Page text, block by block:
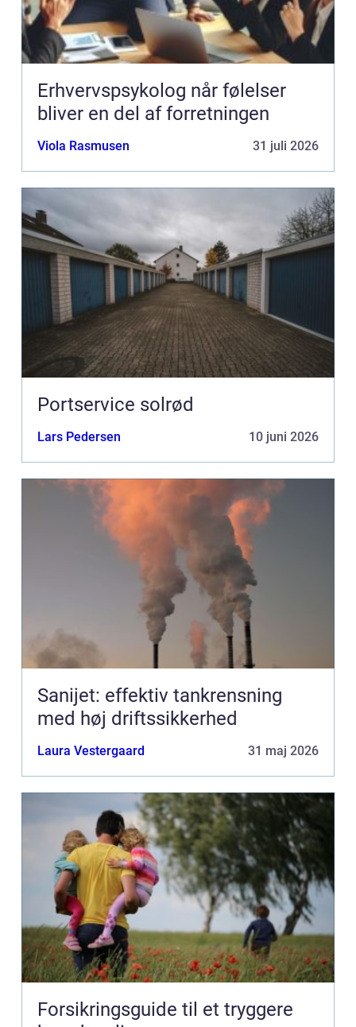
Erhvervspsykolog når følelser
bliver en del af forretningen
Viola Rasmusen 31 juli 2026
Portservice solrød
Lars Pedersen 10 juni 2026
Sanijet: effektiv tankrensning
med høj driftssikkerhed
Laura Vestergaard 31 maj 2026
Forsikringsguide til et tryggere